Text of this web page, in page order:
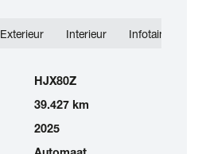
Exterieur Interieur Infotainment
HJX80Z
39.427 km
2025